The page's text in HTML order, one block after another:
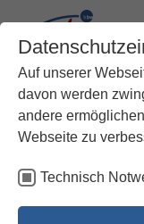
Auf unserer
davon werden
andere
Webseite zu
Technisch